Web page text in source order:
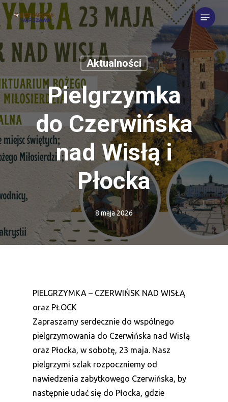
Skip
to
content
Menu
Aktualności
Pielgrzymka
do Czerwińska
nad Wisłą i
Płocka
8 maja 2026
PIELGRZYMKA – CZERWIŃSK NAD WISŁĄ
oraz PŁOCK
Zapraszamy serdecznie do wspólnego
pielgrzymowania do Czerwińska nad Wisłą
oraz Płocka, w sobotę, 23 maja. Nasz
pielgrzymi szlak rozpoczniemy od
nawiedzenia zabytkowego Czerwińska, by
następnie udać się do Płocka, gdzie